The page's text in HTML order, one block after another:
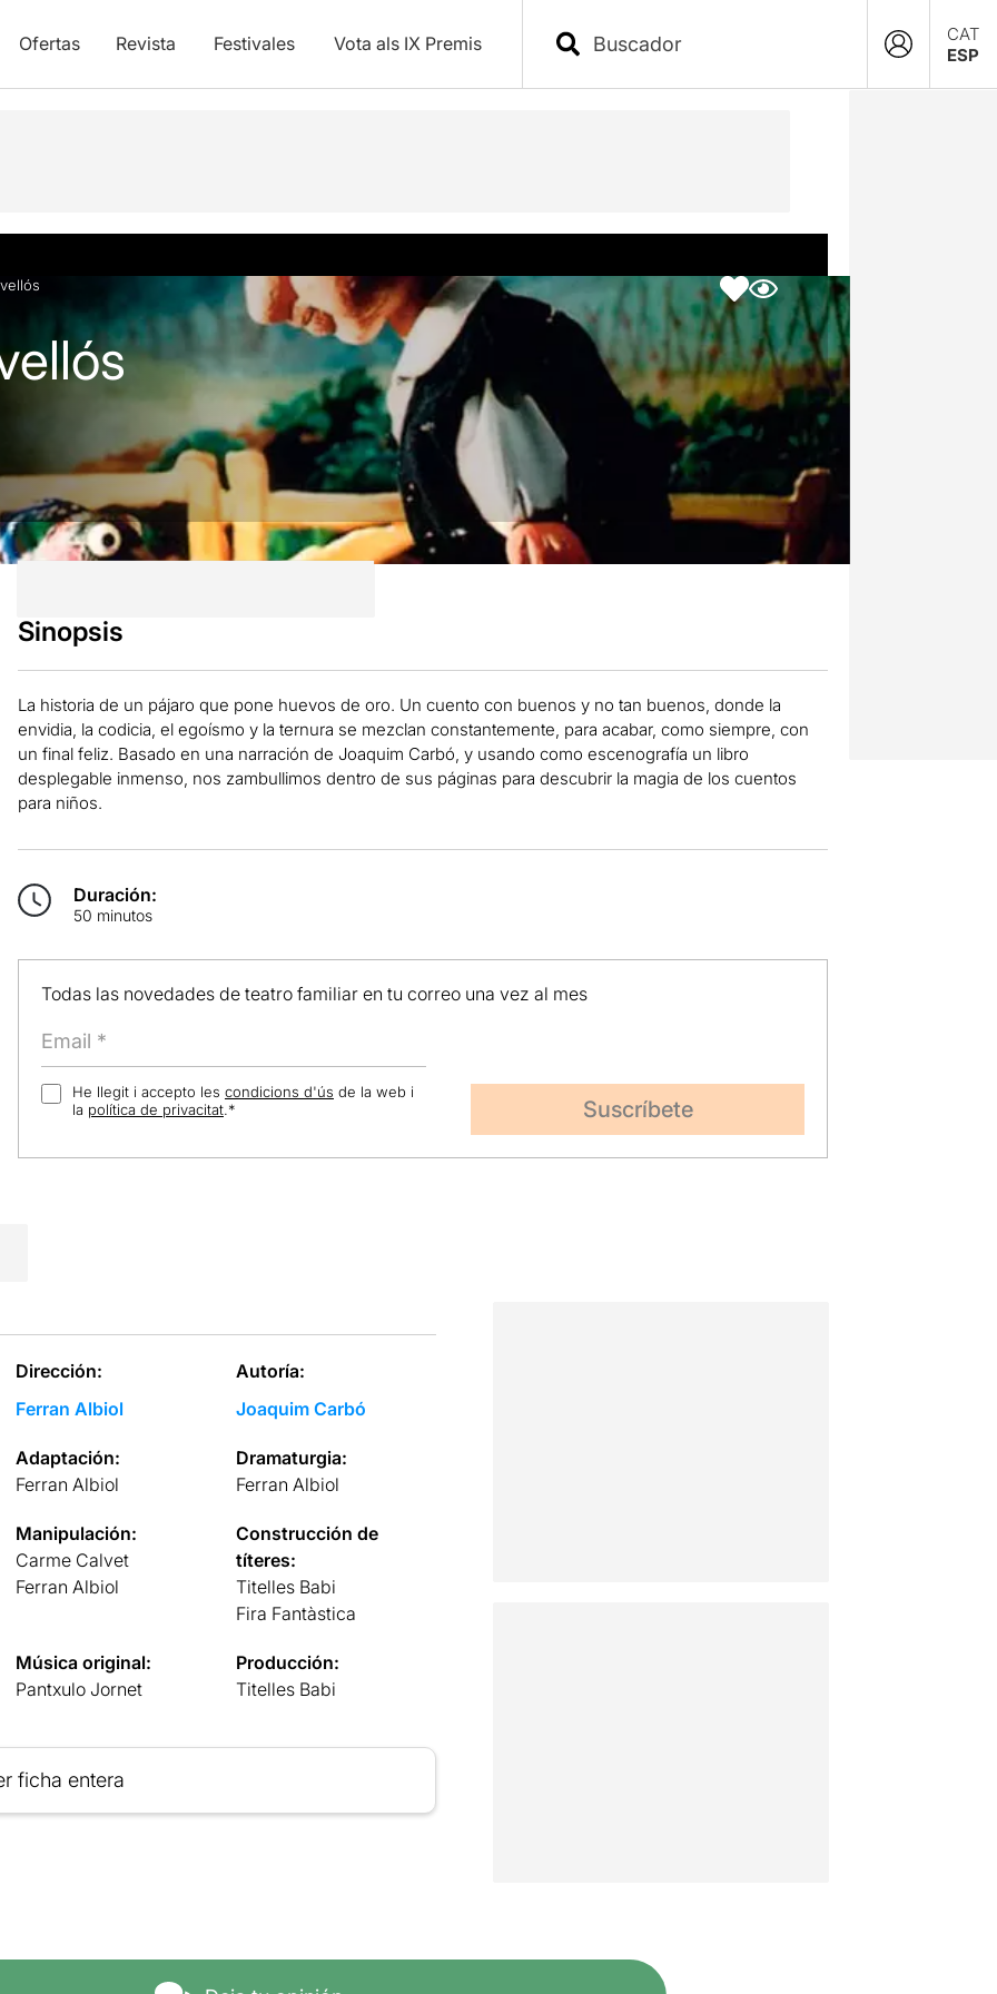
Ofertas Revista Festivales Vota als IX Premis
CAT
ESP
Sinopsis
La historia de un pájaro que pone huevos de oro. Un cuento con buenos y no tan buenos, donde la
envidia, la codicia, el egoísmo y la ternura se mezclan constantemente, para acabar, como siempre, con
un final feliz. Basado en una narración de Joaquim Carbó, y usando como escenografía un libro
desplegable inmenso, nos zambullimos dentro de sus páginas para descubrir la magia de los cuentos
para niños.
Duración:
50 minutos
Todas las novedades de teatro familiar en tu correo una vez al mes
He llegit i accepto les condicions d'ús de la web i
la política de privacitat.*
Dirección:
Ferran Albiol
Autoría:
Joaquim Carbó
Adaptación:
Ferran Albiol
Dramaturgia:
Ferran Albiol
Manipulación:
Carme Calvet
Ferran Albiol
Construcción de
títeres:
Titelles Babi
Fira Fantàstica
Música original:
Pantxulo Jornet
Producción:
Titelles Babi
ficha entera